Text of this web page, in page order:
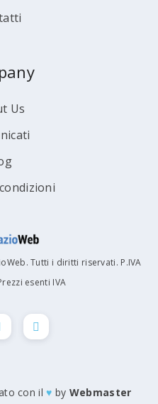
Us
Tutti i diritti riservati. P.IVA
esenti IVA
con il♥ by Webmaster